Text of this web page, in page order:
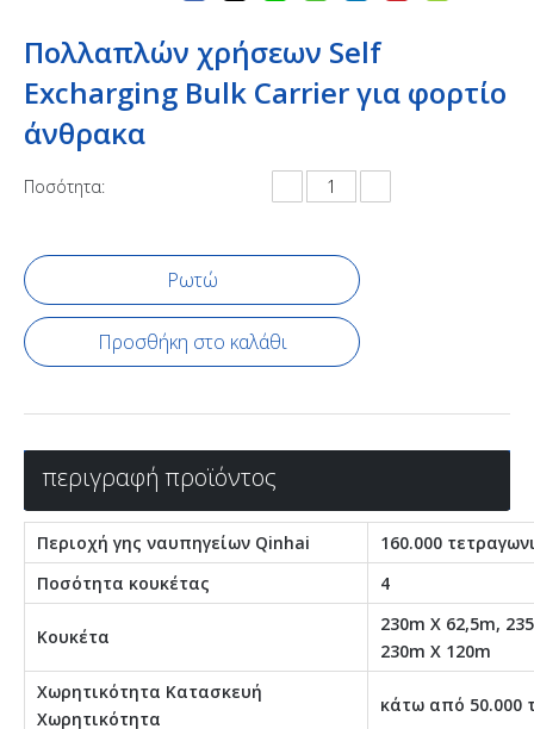
Πολλαπλών χρήσεων Self
Excharging Bulk Carrier για φορτίο
άνθρακα
Ποσότητα:
Ρωτώ
Προσθήκη στο καλάθι
περιγραφή προϊόντος
Περιοχή γης ναυπηγείων Qinhai
160.000
Ποσότητα κουκέτας
4
Κουκέτα
230m X 62,5m,
230m X 120m
Χωρητικότητα Κατασκευή
Χωρητικότητα
κάτω από 50.000